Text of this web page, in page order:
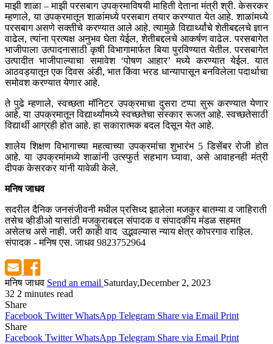
माझी शाळा – माझी परसबाग उपक्रमाविषयी माहिती देताना मंत्री श्री. केसरकर
म्हणाले, या उपक्रमातून शाळांमध्ये परसबाग तयार करण्यात येत आहे. शाळांमध्ये
परसबाग असणे सक्तीचे करण्यात आले आहे. त्यामुळे विद्यार्थ्यांचे शेतीबद्दलचे ज्ञान
वाढेल, त्यांना प्रत्यक्ष अनुभव घेता येईल, शेतीबद्दलचे आकर्षण वाढेल. परसबागेत
भाजीपाला उत्पादनासाठी कृषी विभागामार्फत बिया पुरविण्यात येतील. परसबागेत
उत्पादीत भाजीपाल्याचा समावेश ‘पोषण आहार’ मध्ये करण्यात येईल. यात
आठवड्यातून एक दिवस अंडी, भात किंवा भरड धान्यापासून बनविलेला पदार्थाचा
समोवश करण्यात येणार आहे.
ते पुढे म्हणाले, स्वच्छता मॉनिटर उपक्रमाचा दुसरा टप्पा सुरू करण्यात येणार
आहे. या उपक्रमातून विद्यार्थ्यांमध्ये स्वच्छतेचा संस्कार रूजत आहे. स्वच्छतेसाठी
विद्यार्थी आग्रही होत आहे. हा सकारात्मक बदल दिसून येत आहे.
शालेय शिक्षण विभागाच्या महत्वाच्या उपक्रमांचा शुभारंभ 5 डिसेंबर रोजी होत
आहे. या उपक्रमांमध्ये शाळांनी उत्स्फुर्त सहभाग घ्यावा, असे आवाहनही मंत्री
दीपक केसरकर यांनी यावेळी केले.
मनिष जाधव
सदरील दैनिक जनसंजीवनी मधील प्रसिध्द झालेला मजकुर बातम्या व जाहिराती
तसेच व्हीडीओ यासांठी मजकुराबद्दल संपादक व संपादकीय मंडळ सहमत
असेलच असे नाही. जरी काही वाद उद्भवल्यास न्याय क्षेत्र कोपरगाव राहिल.
संपादक - मनिष एस. जाधव 9823752964
मनिष जाधव Send an email Saturday,December 2, 2023
32 2 minutes read
Share
Facebook Twitter WhatsApp Telegram Share via Email Print
Share
Facebook Twitter WhatsApp Telegram Share via Email Print